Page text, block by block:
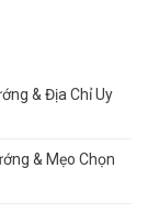
& Địa Chỉ Uy
& Mẹo Chọn